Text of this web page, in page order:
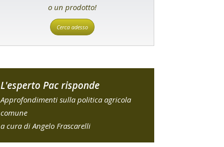
o un prodotto!
Cerca adesso
L'esperto Pac risponde
Approfondimenti sulla politica agricola
comune
a cura di Angelo Frascarelli